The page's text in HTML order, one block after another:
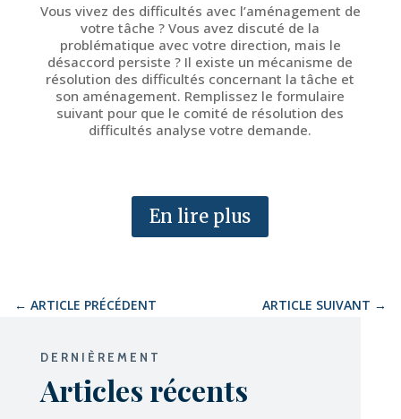
Vous vivez des difficultés avec l’aménagement de
votre tâche ? Vous avez discuté de la
problématique avec votre direction, mais le
désaccord persiste ? Il existe un mécanisme de
résolution des difficultés concernant la tâche et
son aménagement. Remplissez le formulaire
suivant pour que le comité de résolution des
difficultés analyse votre demande.
En lire plus
← ARTICLE PRÉCÉDENT ARTICLE SUIVANT →
DERNIÈREMENT
Articles récents